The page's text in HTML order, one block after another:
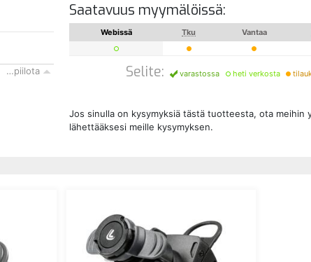
Saatavuus myymälöissä:
Webissä Tku Vantaa
Selite: varastossa heti verkosta
Jos sinulla on kysymyksiä tästä tuotteesta, ota meihin
lähettääksesi meille kysymyksen.
…piilota